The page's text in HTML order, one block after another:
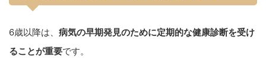
6歳以降は、 病気の早期発見のために定期的な健康診断を受け
ることが重要です。